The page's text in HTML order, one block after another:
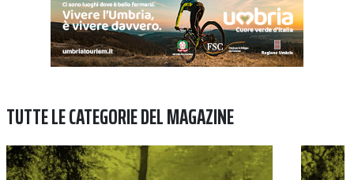
TUTTE LE CATEGORIE DEL MAGAZINE